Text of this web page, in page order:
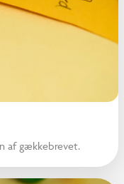
af gækkebrevet.